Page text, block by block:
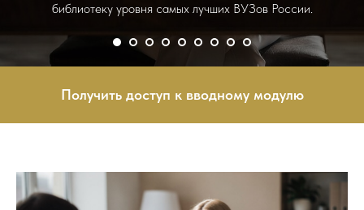
библиотеку уровня самых лучших ВУЗов России.
Получить доступ к вводному модулю